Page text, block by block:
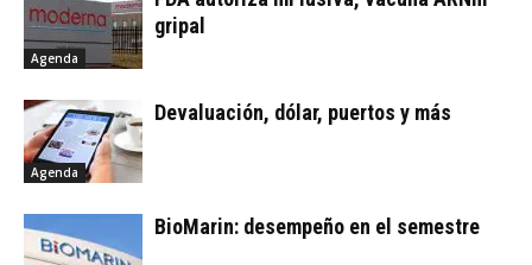
Agenda
gripal
Agenda
Devaluación, dólar, puertos y más
BioMarin: desempeño en el semestre